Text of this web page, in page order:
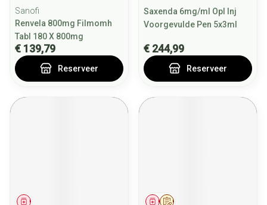
Sanofi
Renvela 800mg Filmomh
Tabl 180 X 800mg
€ 139,79
Reserveer
Saxenda 6mg/ml Opl Inj
Voorgevulde Pen 5x3ml
€ 244,99
Reserveer
Geneesmiddel Op voorschrift
Geneesmiddel